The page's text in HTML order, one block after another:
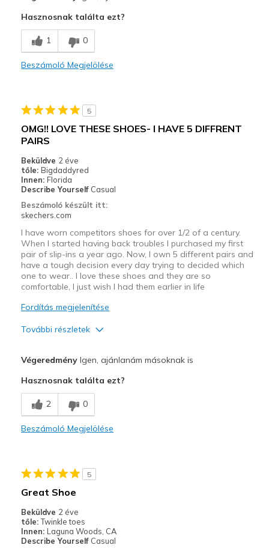
Breathe Well
Comfortable
Sizing
Hasznosnak találta ezt?
1 0
Beszámoló Megjelölése
5
OMG!! LOVE THESE SHOES- I HAVE 5 DIFFRENT
PAIRS
Beküldve 2 éve
tőle: Bigdaddyred
Innen: Florida
Describe Yourself Casual
Beszámoló készült itt:
skechers.com
I have worn competitors shoes for over 1/2 of a century.
When I started having back troubles I purchased my first
pair of slip-ins a year ago. Now, I own 5 different pairs and
have a tough decision every day trying to decided which
one to wear.. I love these shoes and they are so
comfortable, I just wish I had them earlier in life
Fordítás megjelenítése
További részletek
Comfortable
Durable
Going Out
VégeredményIgen, ajánlanám másoknak is
Hasznosnak találta ezt?
2 0
Beszámoló Megjelölése
5
Great Shoe
Beküldve 2 éve
tőle: Twinkle toes
Innen: Laguna Woods, CA
Describe Yourself Casual